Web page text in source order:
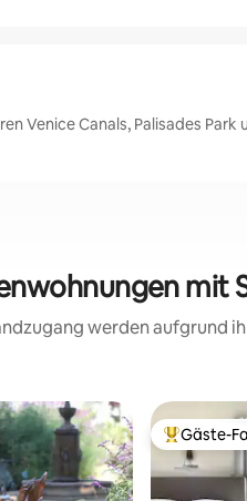
Venice Canals, Palisades Park
mit
werden
Beliebter
Gäste-